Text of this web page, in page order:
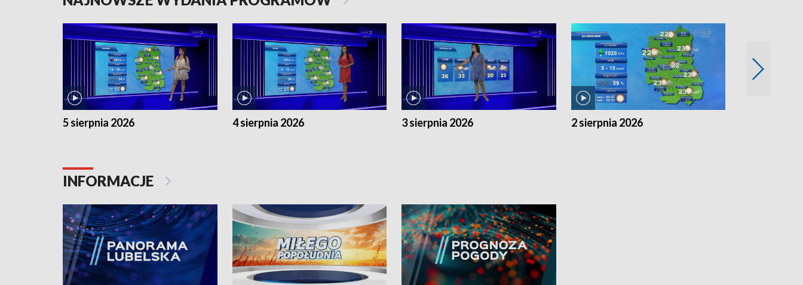
5 sierpnia 2026 4 sierpnia 2026 3 sierpnia 2026 2 sierpnia 2026
INFORMACJE